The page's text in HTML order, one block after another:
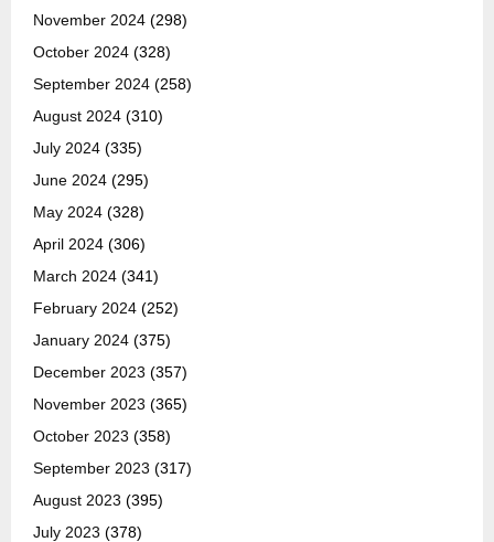
November 2024 (298)
October 2024 (328)
September 2024 (258)
August 2024 (310)
July 2024 (335)
June 2024 (295)
May 2024 (328)
April 2024 (306)
March 2024 (341)
February 2024 (252)
January 2024 (375)
December 2023 (357)
November 2023 (365)
October 2023 (358)
September 2023 (317)
August 2023 (395)
July 2023 (378)